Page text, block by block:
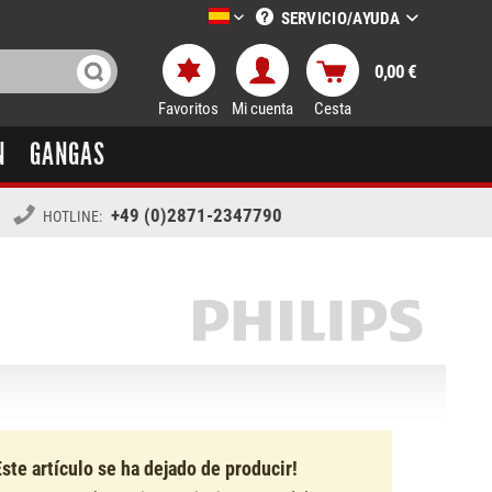
LTT-Versand spanisch
SERVICIO/AYUDA
Favoritos Mi cuenta Cesta
0,00 €
GANGAS
HOTLINE: +49 (0)2871-2347790
artículo se ha dejado de producir!